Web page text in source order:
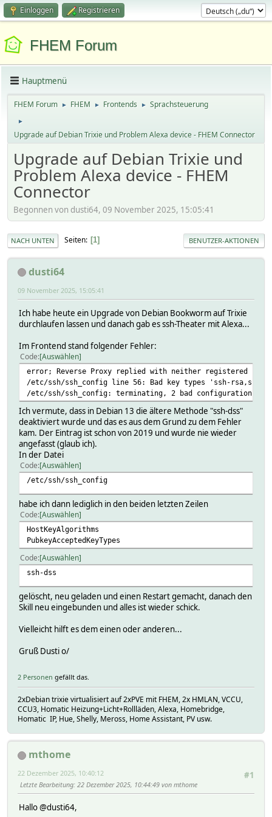
Einloggen Registrieren
FHEM Forum
Hauptmenü
FHEM Forum ► FHEM ► Frontends ► Sprachsteuerung
►
Upgrade auf Debian Trixie und Problem Alexa device - FHEM Connector
Upgrade auf Debian Trixie und
Problem Alexa device - FHEM
Connector
Begonnen von dusti64, 09 November 2025, 15:05:41
NACH UNTEN Seiten 1 BENUTZER-AKTIONEN
dusti64
09 November 2025, 15:05:41
Ich habe heute ein Upgrade von Debian Bookworm auf Trixie
durchlaufen lassen und danach gab es ssh-Theater mit Alexa...
Im Frontend stand folgender Fehler:
Code Auswählen
error; Reverse Proxy replied with neither registered
/etc/ssh/ssh_config line 56: Bad key types 'ssh-rsa,ssh-
/etc/ssh/ssh_config: terminating, 2 bad configuration
Ich vermute, dass in Debian 13 die ältere Methode "ssh-dss"
deaktiviert wurde und das es aus dem Grund zu dem Fehler
kam. Der Eintrag ist schon von 2019 und wurde nie wieder
angefasst (glaub ich).
In der Datei
Code Auswählen
/etc/ssh/ssh_config
habe ich dann lediglich in den beiden letzten Zeilen
Code Auswählen
HostKeyAlgorithms
PubkeyAcceptedKeyTypes
Code Auswählen
ssh-dss
gelöscht, neu geladen und einen Restart gemacht, danach den
Skill neu eingebunden und alles ist wieder schick.
Vielleicht hilft es dem einen oder anderen...
Gruß Dusti o/
2 Personen gefällt das.
2xDebian trixie virtualisiert auf 2xPVE mit FHEM, 2x HMLAN, VCCU,
CCU3, Homatic Heizung+Licht+Rollläden, Alexa, Homebridge,
Homatic IP, Hue, Shelly, Meross, Home Assistant, PV usw.
mthome
#1
22 Dezember 2025, 10:40:12
Letzte Bearbeitung: 22 Dezember 2025, 10:44:49 von mthome
Hallo @dusti64,